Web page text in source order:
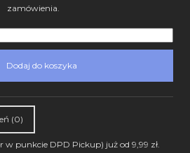
zamówienia.
Dodaj do koszyka
(0)
w punkcie DPD Pickup) już od 9,99 zł.